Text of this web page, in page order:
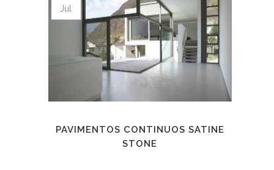
Jul
PAVIMENTOS CONTINUOS SATINE
STONE